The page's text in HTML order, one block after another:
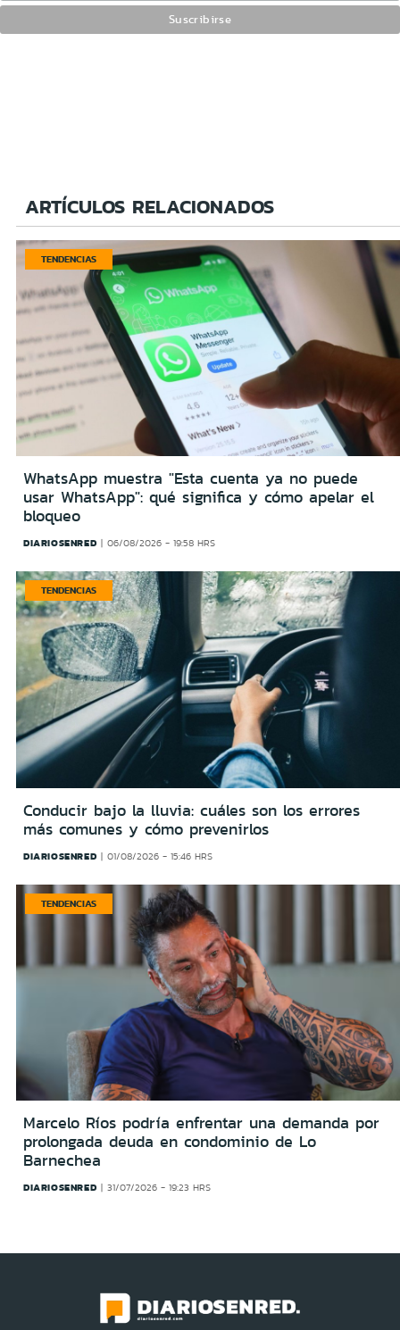
ARTÍCULOS RELACIONADOS
TENDENCIAS
WhatsApp muestra "Esta cuenta ya no puede
usar WhatsApp": qué significa y cómo apelar el
bloqueo
DIARIOSENRED 06/08/2026 - 19:58 HRS
TENDENCIAS
Conducir bajo la lluvia: cuáles son los errores
más comunes y cómo prevenirlos
DIARIOSENRED 01/08/2026 - 15:46 HRS
TENDENCIAS
Marcelo Ríos podría enfrentar una demanda por
prolongada deuda en condominio de Lo
Barnechea
DIARIOSENRED 31/07/2026 - 19:23 HRS